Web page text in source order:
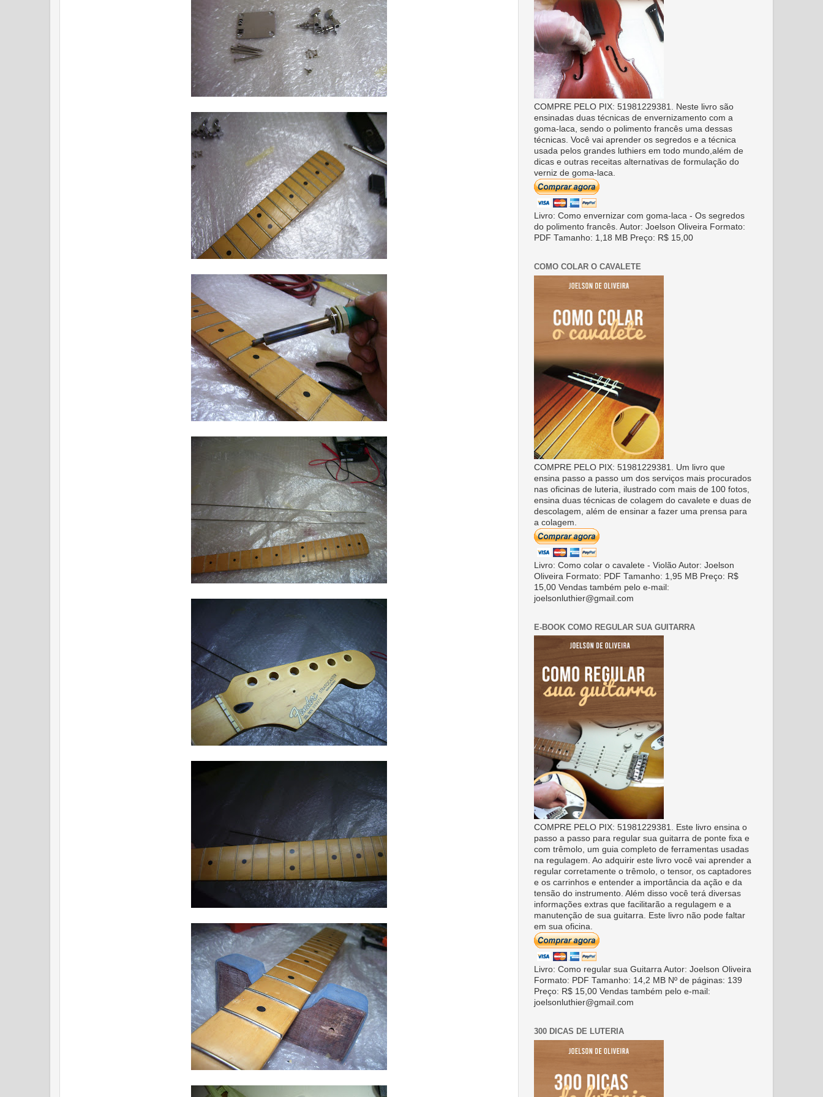
COMPRE PELO PIX: 51981229381. Neste livro são
ensinadas duas técnicas de envernizamento com a
goma-laca, sendo o polimento francês uma dessas
técnicas. Você vai aprender os segredos e a técnica
usada pelos grandes luthiers em todo mundo,além de
dicas e outras receitas alternativas de formulação do
verniz de goma-laca.
Livro: Como envernizar com goma-laca - Os segredos
do polimento francês. Autor: Joelson Oliveira Formato:
PDF Tamanho: 1,18 MB Preço: R$ 15,00
COMO COLAR O CAVALETE
COMPRE PELO PIX: 51981229381. Um livro que
ensina passo a passo um dos serviços mais procurados
nas oficinas de luteria, ilustrado com mais de 100 fotos,
ensina duas técnicas de colagem do cavalete e duas de
descolagem, além de ensinar a fazer uma prensa para
a colagem.
Livro: Como colar o cavalete - Violão Autor: Joelson
Oliveira Formato: PDF Tamanho: 1,95 MB Preço: R$
15,00 Vendas também pelo e-mail:
joelsonluthier@gmail.com
E-BOOK COMO REGULAR SUA GUITARRA
COMPRE PELO PIX: 51981229381. Este livro ensina o
passo a passo para regular sua guitarra de ponte fixa e
com trêmolo, um guia completo de ferramentas usadas
na regulagem. Ao adquirir este livro você vai aprender a
regular corretamente o trêmolo, o tensor, os captadores
e os carrinhos e entender a importância da ação e da
tensão do instrumento. Além disso você terá diversas
informações extras que facilitarão a regulagem e a
manutenção de sua guitarra. Este livro não pode faltar
em sua oficina.
Livro: Como regular sua Guitarra Autor: Joelson Oliveira
Formato: PDF Tamanho: 14,2 MB Nº de páginas: 139
Preço: R$ 15,00 Vendas também pelo e-mail:
joelsonluthier@gmail.com
300 DICAS DE LUTERIA